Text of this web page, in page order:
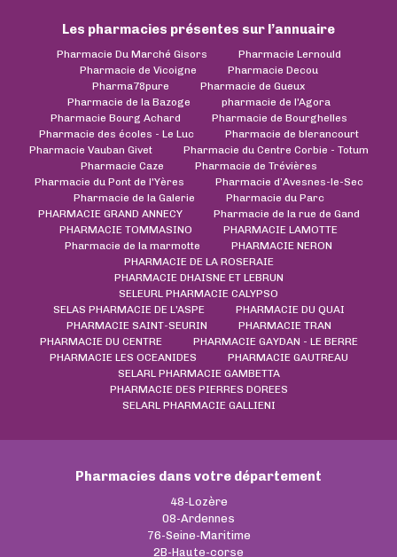
Les pharmacies présentes sur l’annuaire
Pharmacie Du Marché Gisors
Pharmacie Lernould
Pharmacie de Vicoigne
Pharmacie Decou
Pharma78pure
Pharmacie de Gueux
Pharmacie de la Bazoge
pharmacie de l'Agora
Pharmacie Bourg Achard
Pharmacie de Bourghelles
Pharmacie des écoles - Le Luc
Pharmacie de blerancourt
Pharmacie Vauban Givet
Pharmacie du Centre Corbie - Totum
Pharmacie Caze
Pharmacie de Trévières
Pharmacie du Pont de l'Yères
Pharmacie d’Avesnes-le-Sec
Pharmacie de la Galerie
Pharmacie du Parc
PHARMACIE GRAND ANNECY
Pharmacie de la rue de Gand
PHARMACIE TOMMASINO
PHARMACIE LAMOTTE
Pharmacie de la marmotte
PHARMACIE NERON
PHARMACIE DE LA ROSERAIE
PHARMACIE DHAISNE ET LEBRUN
SELEURL PHARMACIE CALYPSO
SELAS PHARMACIE DE L'ASPE
PHARMACIE DU QUAI
PHARMACIE SAINT-SEURIN
PHARMACIE TRAN
PHARMACIE DU CENTRE
PHARMACIE GAYDAN - LE BERRE
PHARMACIE LES OCEANIDES
PHARMACIE GAUTREAU
SELARL PHARMACIE GAMBETTA
PHARMACIE DES PIERRES DOREES
SELARL PHARMACIE GALLIENI
Pharmacies dans votre département
48-Lozère
08-Ardennes
76-Seine-Maritime
2B-Haute-corse